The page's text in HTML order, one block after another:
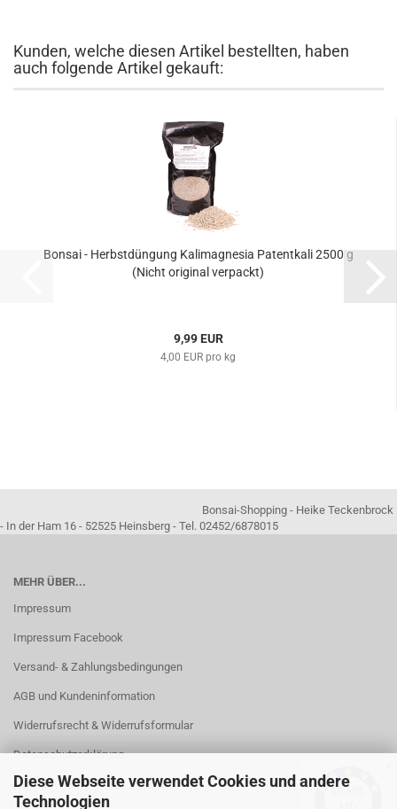
Diese Webseite verwendet Cookies und andere
Technologien
Kunden, welche diesen Artikel bestellten, haben
auch folgende Artikel gekauft:
Bonsai - Herbstdüngung Kalimagnesia Patentkali 2500 g
(Nicht original verpackt)
9,99 EUR
4,00 EUR pro kg
Bonsai-Shopping - Heike Teckenbrock
- In der Ham 16 - 52525 Heinsberg - Tel. 02452/6878015
MEHR ÜBER...
Impressum
Impressum Facebook
Versand- & Zahlungsbedingungen
AGB und Kundeninformation
Widerrufsrecht & Widerrufsformular
Datenschutzerklärung
Kontakt